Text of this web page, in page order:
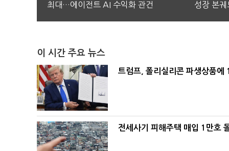
최대…에이전트 AI 수익화 관건
성장 본궤
이 시간 주요 뉴스
트럼프, 폴리실리콘 파생상품
전세사기 피해주택 매입 1만호